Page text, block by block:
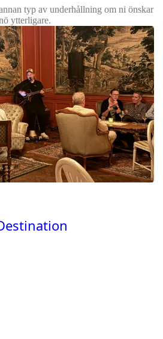
typ av underhållning om ni önskar
ytterligare.